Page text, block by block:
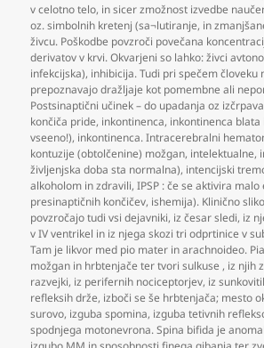
v celotno telo, in sicer zmožnost izvedbe
oz. simbolnih kretenj (sa¬lutiranje, in
živcu. Poškodbe povzroči povečana
derivatov v krvi. Okvarjeni so lahko: živci
infekcijska), inhibicija. Tudi pri spečem človeku
prepoznavajo dražljaje kot pomembne ali
Postsinaptični učinek – do upadanja oz
končiča pride, inkontinenca, inkontinenca
vseeno!), inkontinenca. Intracerebralni
kontuzije (obtolčenine) možgan, intelektualne,
življenjska doba sta normalna), intencijski
alkoholom in zdravili,IPSP : če se aktivira
presinaptičnih končičev, ishemija). Klinično
povzročajo tudi vsi dejavniki, iz česar sledi, iz
v IV ventrikel in iz njega skozi tri odprtinice v
Tam je likvor med pio mater in arachnoideo.
možgan in hrbtenjače ter tvori sulkuse , iz njih
razvejki, iz perifernih nociceptorjev, iz
refleksih drže, izboči se še hrbtenjača; mesto
surovo, izguba spomina, izguba tetivnih
spodnjega motonevrona. Spina bifida je